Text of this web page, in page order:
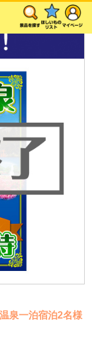
泉一泊宿泊2名様